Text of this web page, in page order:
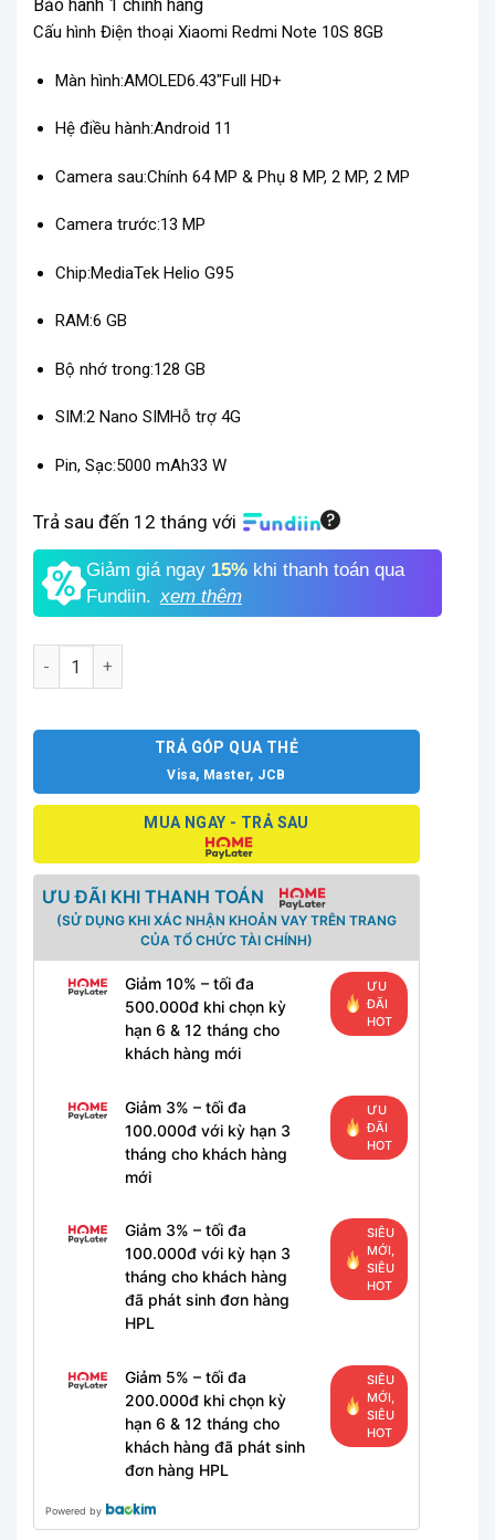
Bảo hành 1 chính hãng
Cấu hình Điện thoại Xiaomi Redmi Note 10S 8GB
Màn hình:AMOLED6.43″Full HD+
Hệ điều hành:Android 11
Camera sau:Chính 64 MP & Phụ 8 MP, 2 MP, 2 MP
Camera trước:13 MP
Chip:MediaTek Helio G95
RAM:6 GB
Bộ nhớ trong:128 GB
SIM:2 Nano SIMHỗ trợ 4G
Pin, Sạc:5000 mAh33 W
Trả sau đến 12 tháng với
Giảm giá ngay 15%khi thanh toán qua
Fundiin. xem thêm
Xiaomi Redmi Note 10S 8GB số lượng
TRẢ GÓP QUA THẺ
Visa, Master, JCB
MUA NGAY - TRẢ SAU
ƯU ĐÃI KHI THANH TOÁN
(SỬ DỤNG KHI XÁC NHẬN KHOẢN VAY TRÊN TRANG
CỦA TỔ CHỨC TÀI CHÍNH)
Giảm 10% – tối đa
500.000đ khi chọn kỳ
hạn 6 & 12 tháng cho
khách hàng mới
ƯU
ĐÃI
HOT
Giảm 3% – tối đa
100.000đ với kỳ hạn 3
tháng cho khách hàng
mới
ƯU
ĐÃI
HOT
Giảm 3% – tối đa
100.000đ với kỳ hạn 3
tháng cho khách hàng
đã phát sinh đơn hàng
HPL
SIÊU
MỚI,
SIÊU
HOT
Giảm 5% – tối đa
200.000đ khi chọn kỳ
hạn 6 & 12 tháng cho
khách hàng đã phát sinh
đơn hàng HPL
SIÊU
MỚI,
SIÊU
HOT
Powered by